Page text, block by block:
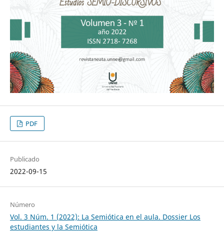
PDF
Publicado
2022-09-15
Número
Vol. 3 Núm. 1 (2022): La Semiótica en el aula. Dossier Los
estudiantes y la Semiótica